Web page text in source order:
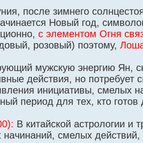
после зимнего
Новый год,
с элементом Огня
розовый) поэтому,
мужскую энергию Ян,
действия, но потребует
инициативы, смелых
период для тех, кто готов
В китайской астрологии и
смелых действий,